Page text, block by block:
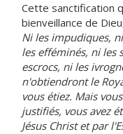
Cette sanctification
bienveillance de
Ni les impudiques,
les efféminés, ni les
escrocs, ni les
n'obtiendront le
vous étiez. Mais
justifiés, vous avez
Jésus Christ et par